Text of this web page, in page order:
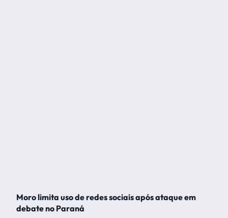
Moro limita uso de redes sociais após ataque em
debate no Paraná